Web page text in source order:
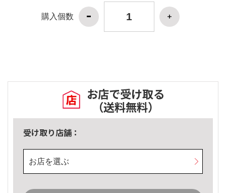
購入個数
お店で受け取る
（送料無料）
受け取り店舗：
お店を選ぶ